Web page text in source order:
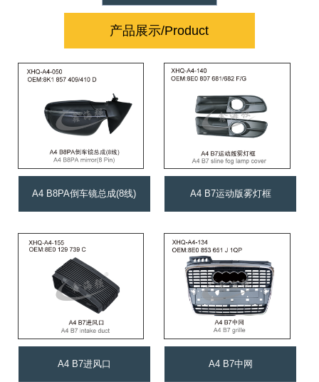
产品展示/Product
A4 B8PA倒车镜总成(8线) A4 B7运动版雾灯框
A4 B7进风口 A4 B7中网